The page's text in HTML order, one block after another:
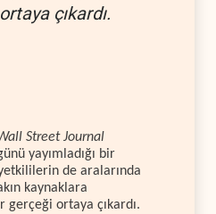
çıkardı.
Street Journal
yayımladığı bir
de aralarında
kaynaklara
gerçeği ortaya çıkardı.